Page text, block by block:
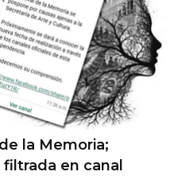
la Memoria;
en canal